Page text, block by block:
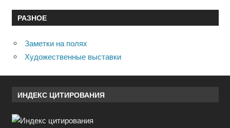
РАЗНОЕ
Заметки на полях
Художественные выставки
ИНДЕКС ЦИТИРОВАНИЯ